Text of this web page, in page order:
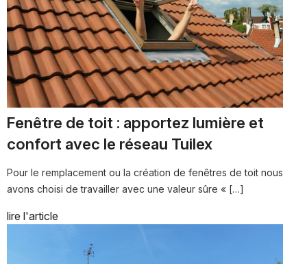
Fenêtre de toit : apportez lumière et
confort avec le réseau Tuilex
Pour le remplacement ou la création de fenêtres de toit nous
avons choisi de travailler avec une valeur sûre « […]
lire l'article